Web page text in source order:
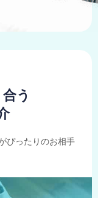
う
ぴったりのお相手